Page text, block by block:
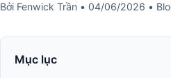
Bởi Fenwick Trần • 04/06/2026 •
Mục lục